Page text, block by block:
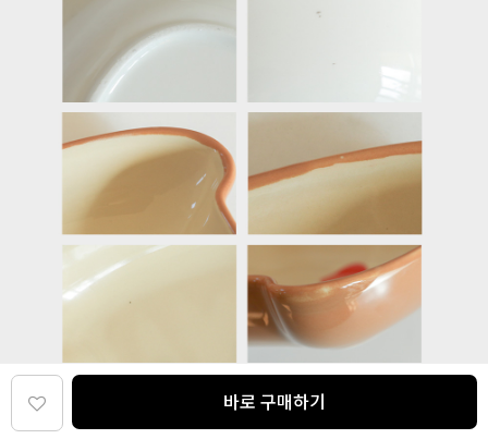
바로 구매하기